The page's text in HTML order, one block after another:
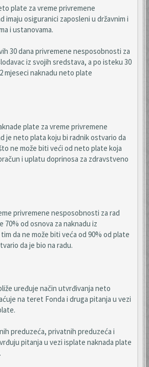
plate za vreme privremene
imaju osiguranici zaposleni u državnim i
i ustanovama.
30 dana privremene nesposobnosti za
iz svojih sredstava, a po isteku 30
mjeseci naknadu neto plate
plate za vreme privremene
je neto plata koju bi radnik ostvario da
ne može biti veći od neto plate koja
i uplatu doprinosa za zdravstveno
privremene nesposobnosti za rad
70% od osnova za naknadu iz
da ne može biti veća od 90% od plate
da je bio na radu.
uređuje način utvrđivanja neto
na teret Fonda i druga pitanja u vezi
preduzeća, privatnih preduzeća i
pitanja u vezi isplate naknada plate